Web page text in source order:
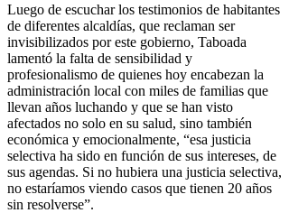
Luego de escuchar los testimonios de habitantes
de diferentes alcaldías, que reclaman ser
invisibilizados por este gobierno, Taboada
lamentó la falta de sensibilidad y
profesionalismo de quienes hoy encabezan la
administración local con miles de familias que
llevan años luchando y que se han visto
afectados no solo en su salud, sino también
económica y emocionalmente, “esa justicia
selectiva ha sido en función de sus intereses, de
sus agendas. Si no hubiera una justicia selectiva,
no estaríamos viendo casos que tienen 20 años
sin resolverse”.